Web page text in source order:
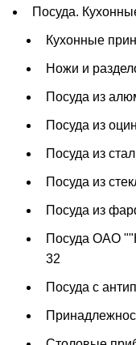
Посуда.
Кухонные
Ножи и
Посуда из
Посуда из
Посуда из
Посуда из
Посуда из
Посуда ОАО
32
Посуда с